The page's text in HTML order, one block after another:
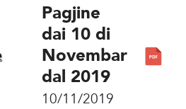
Pagjine
dai 10 di
Novembar
dal 2019
10/11/2019